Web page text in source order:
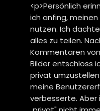
<p>Persönlich
ich anfing,
nutzen. Ich
alles zu teilen.
Kommentaren
Bilder entschloss
privat
meine
verbesserte.